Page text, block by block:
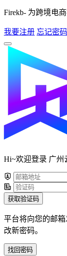
Firekb- 为跨境电
我要注册 忘记密码
Hi~欢迎登录 广州
获取验证码
平台将向您的邮
改新密码。
找回密码